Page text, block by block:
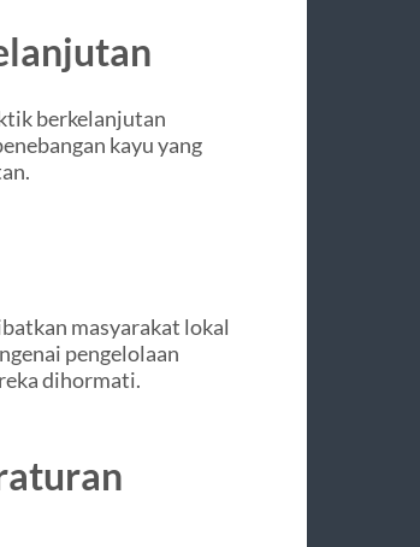
berkelanjutan
kayu yang
masyarakat lokal
pengelolaan
dihormati.